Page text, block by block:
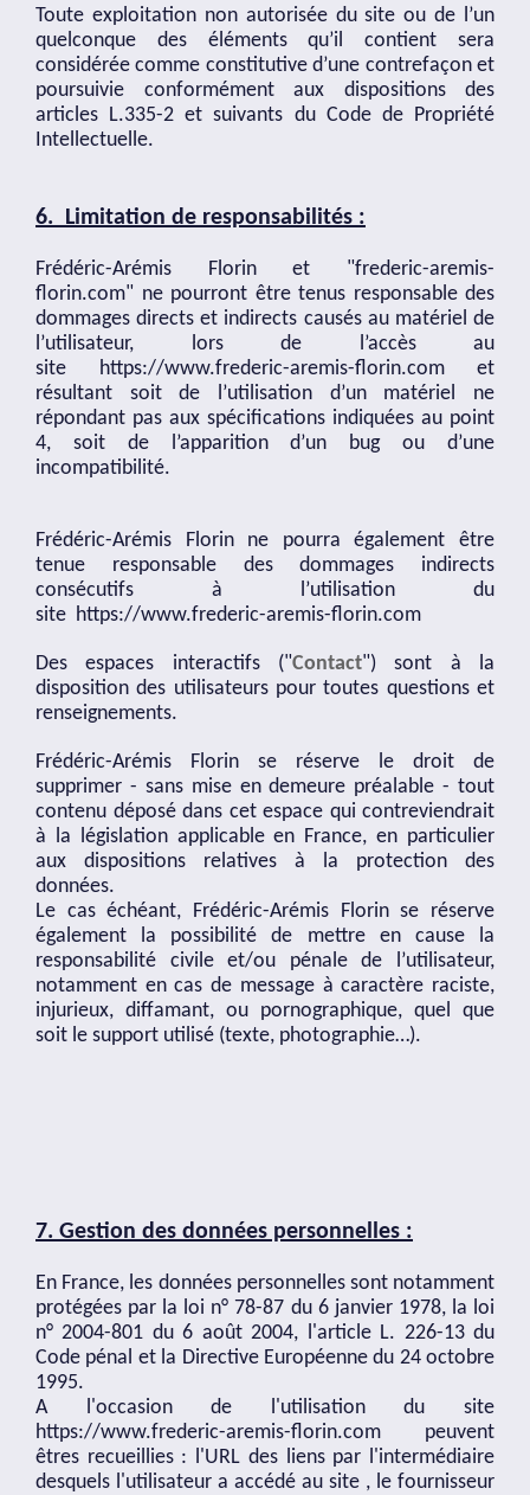
Toute exploitation non autorisée du site ou de l’un
quelconque des éléments qu’il contient sera
considérée comme constitutive d’une contrefaçon et
poursuivie conformément aux dispositions des
articles L.335-2 et suivants du Code de Propriété
Intellectuelle.
6. Limitation de responsabilités :
Frédéric-Arémis Florin et "frederic-aremis-
florin.com" ne pourront être tenus responsable des
dommages directs et indirects causés au matériel de
l’utilisateur, lors de l’accès au
site https://www.frederic-aremis-florin.comet
résultant soit de l’utilisation d’un matériel ne
répondant pas aux spécifications indiquées au point
4, soit de l’apparition d’un bug ou d’une
incompatibilité.
Frédéric-Arémis Florin ne pourra également être
tenue responsable des dommages indirects
consécutifs à l’utilisation du
site https://www.frederic-aremis-florin.com
Des espaces interactifs ("Contact") sont à la
disposition des utilisateurs pour toutes questions et
renseignements.
Frédéric-Arémis Florin se réserve le droit de
supprimer - sans mise en demeure préalable - tout
contenu déposé dans cet espace qui contreviendrait
à la législation applicable en France, en particulier
aux dispositions relatives à la protection des
données.
Le cas échéant, Frédéric-Arémis Florin se réserve
également la possibilité de mettre en cause la
responsabilité civile et/ou pénale de l’utilisateur,
notamment en cas de message à caractère raciste,
injurieux, diffamant, ou pornographique, quel que
soit le support utilisé (texte, photographie…).
7. Gestion des données personnelles :
En France, les données personnelles sont notamment
protégées par la loi n° 78-87 du 6 janvier 1978, la loi
n° 2004-801 du 6 août 2004, l'article L. 226-13 du
Code pénal et la Directive Européenne du 24 octobre
1995.
A l'occasion de l'utilisation du site
https://www.frederic-aremis-florin.com peuvent
êtres recueillies : l'URL des liens par l'intermédiaire
desquels l'utilisateur a accédé au site , le fournisseur